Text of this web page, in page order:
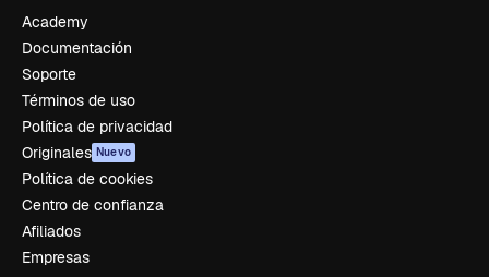
Academy
Documentación
Soporte
Términos de uso
Política de privacidad
Originales Nuevo
Política de cookies
Centro de confianza
Afiliados
Empresas